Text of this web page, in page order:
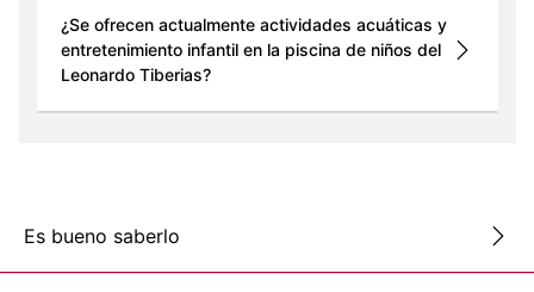
¿Se ofrecen actualmente actividades acuáticas y
entretenimiento infantil en la piscina de niños del
Leonardo Tiberias?
Es bueno saberlo